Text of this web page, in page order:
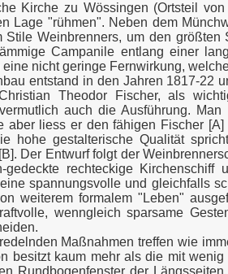
Kirche zu Wössingen (Ortsteil
Lage "rühmen". Neben dem
Stile Weinbrenners, um den
Campanile entlang einer
eine nicht geringe Fernwirkung,
entstand in den Jahren 1817-22
Theodor Fischer, als
auch die Ausführung.
aber liess er den fähigen Fischer
hohe gestalterische Qualität
Der Entwurf folgt der
gedeckte rechteckige
spannungsvolle und gleichfalls
weiterem formalem "Leben"
wenngleich sparsame
Maßnahmen treffen wie
besitzt kaum mehr als die mit
Rundbogenfenster der